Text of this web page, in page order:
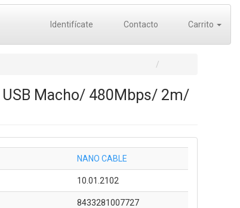
Identifícate Contacto Carrito
USB Macho/ 480Mbps/ 2m/
NANO CABLE
10.01.2102
8433281007727